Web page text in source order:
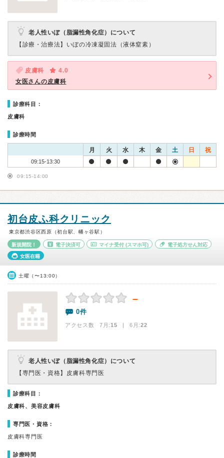
老人性いぼ（脂漏性角化症）について
【診療・治療法】 いぼの冷凍凝固法（液体窒素）
皮膚科
4.0
女医さんの皮膚科
診療科目：
皮膚科
診療時間
月 火 水 木 金 土 日 祝
09:15-13:30
09:15-14:00
初台皮ふ科クリニック
東京都渋谷区西原（初台駅、幡ヶ谷駅）
新規開院！ 電子決済可 マイナ受付 (スマホ可) 電子処方せん対応
女医在籍
土曜（〜13:00）
－
0件
アクセス数 7月:15 | 6月:22
老人性いぼ（脂漏性角化症）について
【専門医・資格】 皮膚科専門医
診療科目：
皮膚科、美容皮膚科
専門医・資格：
皮膚科専門医
診療時間